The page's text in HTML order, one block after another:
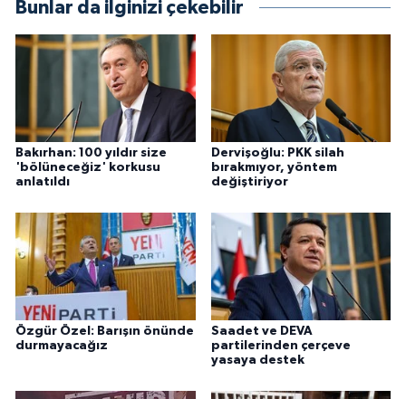
Bunlar da ilginizi çekebilir
Bakırhan: 100 yıldır size
'bölüneceğiz' korkusu
anlatıldı
Dervişoğlu: PKK silah
bırakmıyor, yöntem
değiştiriyor
Özgür Özel: Barışın önünde
durmayacağız
Saadet ve DEVA
partilerinden çerçeve
yasaya destek